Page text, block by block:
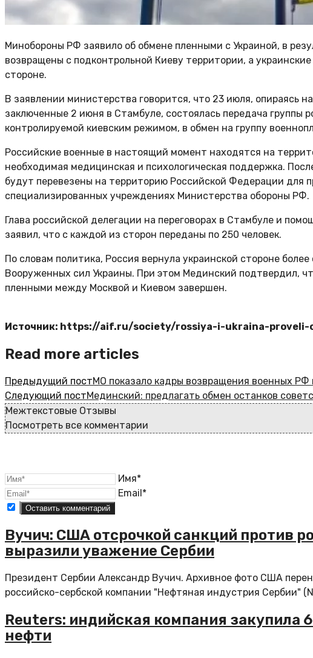
Минобороны РФ заявило об обмене пленными с Украиной, в
возвращены с подконтрольной Киеву территории, а
стороне.
В заявлении министерства говорится, что 23 июля, опираясь
заключенные 2 июня в Стамбуле, состоялась передача группы
контролируемой киевским режимом, в обмен на группу
Российские военные в настоящий момент находятся на
необходимая медицинская и психологическая поддержка.
будут перевезены на территорию Российской Федерации для
специализированных учреждениях Министерства обороны РФ.
Глава российской делегации на переговорах в Стамбуле и
заявил, что с каждой из сторон переданы по 250 человек.
По словам политика, Россия вернула украинской стороне
Вооруженных сил Украины. При этом Мединский подтвердил,
пленными между Москвой и Киевом завершен.
Источник: https://aif.ru/society/rossiya-i-ukraina-proveli-
Read more articles
Предыдущий постМО показало кадры возвращения военных РФ
Следующий постМединский: предлагать обмен останков
Межтекстовые Отзывы
Посмотреть все комментарии
Имя*
Email*
Вучич: США отсрочкой санкций против
выразили уважение Сербии
Президент Сербии Александр Вучич. Архивное фото США
российско-сербской компании "Нефтяная индустрия Сербии"
Reuters: индийская компания закупила
нефти